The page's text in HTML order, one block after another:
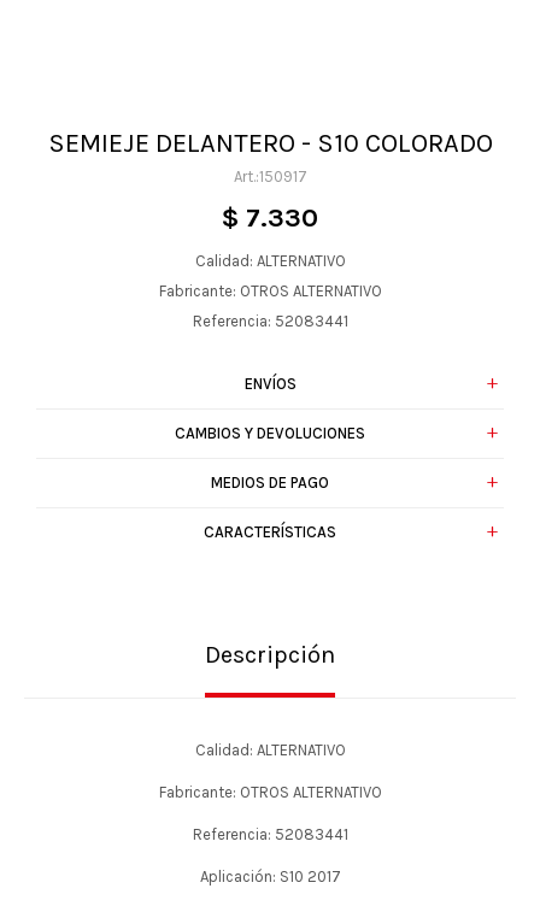
SEMIEJE DELANTERO - S10 COLORADO
150917
$ 7.330
Calidad: ALTERNATIVO
Fabricante: OTROS ALTERNATIVO
Referencia: 52083441
ENVÍOS
CAMBIOS Y DEVOLUCIONES
MEDIOS DE PAGO
CARACTERÍSTICAS
Descripción
Calidad: ALTERNATIVO
Fabricante: OTROS ALTERNATIVO
Referencia: 52083441
Aplicación: S10 2017